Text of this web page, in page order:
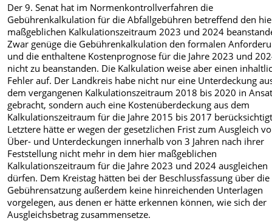
Der 9. Senat hat im Normenkontrollverfahren die
Gebührenkalkulation für die Abfallgebühren betreffend den
maßgeblichen Kalkulationszeitraum 2023 und 2024
Zwar genüge die Gebührenkalkulation den formalen
und die enthaltene Kostenprognose für die Jahre 2023 und
nicht zu beanstanden. Die Kalkulation weise aber einen
Fehler auf. Der Landkreis habe nicht nur eine Unterdeckung
dem vergangenen Kalkulationszeitraum 2018 bis 2020 in
gebracht, sondern auch eine Kostenüberdeckung aus dem
Kalkulationszeitraum für die Jahre 2015 bis 2017
Letztere hätte er wegen der gesetzlichen Frist zum Ausgleich
Über- und Unterdeckungen innerhalb von 3 Jahren nach ihrer
Feststellung nicht mehr in dem hier maßgeblichen
Kalkulationszeitraum für die Jahre 2023 und 2024 ausgleichen
dürfen. Dem Kreistag hätten bei der Beschlussfassung über die
Gebührensatzung außerdem keine hinreichenden Unterlagen
vorgelegen, aus denen er hätte erkennen können, wie sich der
Ausgleichsbetrag zusammensetze.